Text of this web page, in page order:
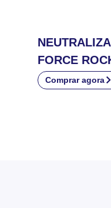
FORCE
Comprar agora